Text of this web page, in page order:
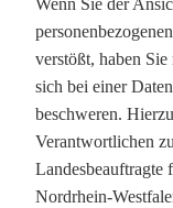
Wenn Sie der
verstößt, haben
sich bei einer
beschweren.
Verantwortlichen
Landesbeauftragte
Nordrhein-